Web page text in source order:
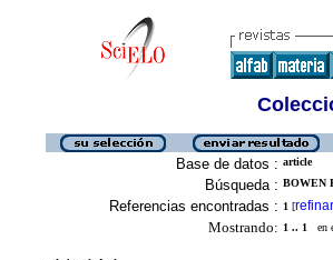
Base de datos : article
Búsqueda : BOWEN
Referencias encontradas : 1 [refinar
Mostrando: 1 .. 1 en